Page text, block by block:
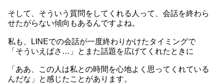
そして、そういう質問をしてくれる人って、会話を終わら
せたがらない傾向もあるんですよね。
私も、LINEでの会話が一度終わりかけたタイミングで
「そういえばさ…」とまた話題を広げてくれたときに
「ああ、この人は私との時間を心地よく思ってくれている
んだな」と感じたことがあります。